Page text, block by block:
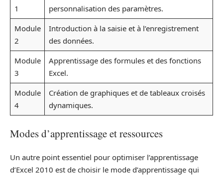
1
personnalisation des paramètres.
Module
2
Introduction à la saisie et à l’enregistrement
des données.
Module
3
Apprentissage des formules et des fonctions
Excel.
Module
4
Création de graphiques et de tableaux croisés
dynamiques.
Modes d’apprentissage et ressources
Un autre point essentiel pour optimiser l’apprentissage
d’Excel 2010 est de choisir le mode d’apprentissage qui